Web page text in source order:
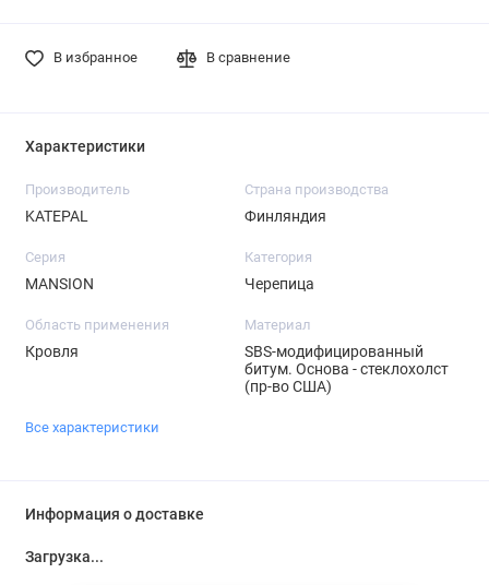
В избранное В сравнение
Характеристики
Производитель
KATEPAL
Страна производства
Финляндия
Серия
MANSION
Категория
Черепица
Область применения
Кровля
Материал
SBS-модифицированный
битум. Основа - стеклохолст
(пр-во США)
Все характеристики
Информация о доставке
Загрузка...